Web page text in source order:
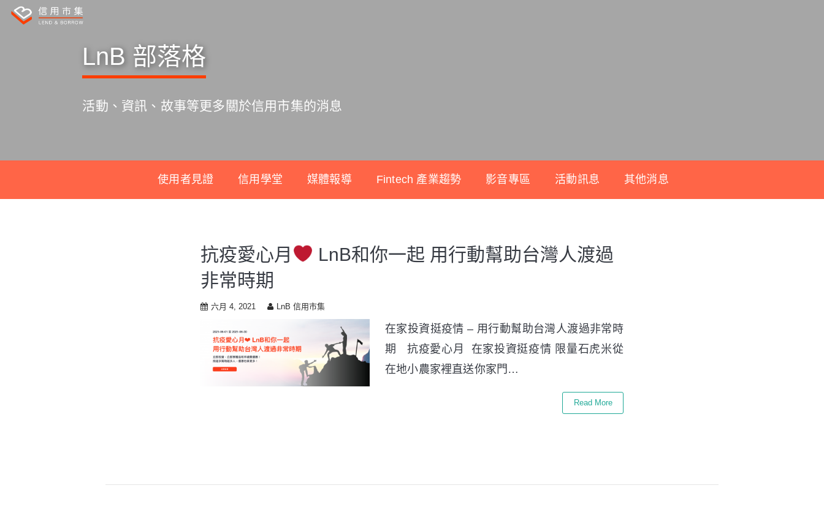
LnB 部落格
活動、資訊、故事等更多關於信用市集的消息
使用者見證 信用學堂 媒體報導 Fintech 產業趨勢 影音專區 活動訊息 其他消息
抗疫愛心月
LnB和你一起 用行動幫助台灣人渡過
非常時期
六月 4, 2021 LnB 信用市集
在家投資挺疫情 – 用行動幫助台灣人渡過非常時
期 抗疫愛心月 在家投資挺疫情 限量石虎米從
在地小農家裡直送你家門…
Read More